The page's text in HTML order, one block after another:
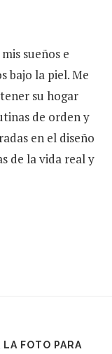
sueños e
bajo la piel. Me
su hogar
de orden y
en el diseño
de la vida real y
FOTO PARA